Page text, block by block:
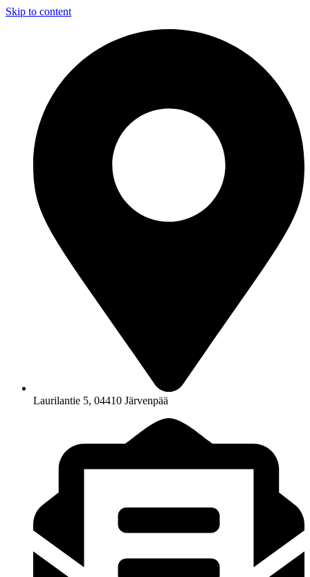
Skip to content
Laurilantie 5, 04410 Järvenpää